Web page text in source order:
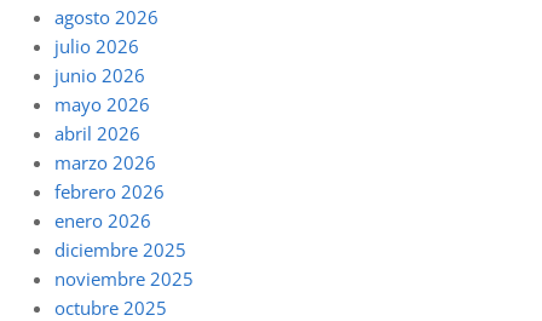
agosto 2026
julio 2026
junio 2026
mayo 2026
abril 2026
marzo 2026
febrero 2026
enero 2026
diciembre 2025
noviembre 2025
octubre 2025